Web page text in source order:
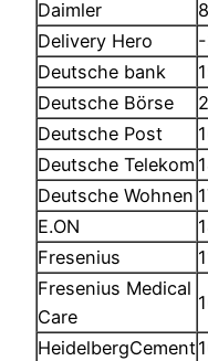
Daimler
Delivery Hero
Deutsche bank
Deutsche Börse
Deutsche Post
Deutsche Telekom
Deutsche Wohnen
E.ON
Fresenius
Fresenius Medical
Care
HeidelbergCement